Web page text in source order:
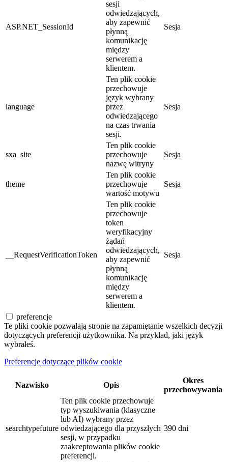
ASP.NET_SessionId
sesji
odwiedzających,
aby zapewnić
płynną
komunikację
między
serwerem a
klientem.
Sesja
language
Ten plik cookie
przechowuje
język wybrany
przez
odwiedzającego
na czas trwania
sesji.
Sesja
sxa_site
Ten plik cookie
przechowuje
nazwę witryny
Sesja
theme
Ten plik cookie
przechowuje
wartość motywu
Sesja
__RequestVerificationToken
Ten plik cookie
przechowuje
token
weryfikacyjny
żądań
odwiedzających,
aby zapewnić
płynną
komunikację
między
serwerem a
klientem.
Sesja
preferencje
Te pliki cookie pozwalają stronie na zapamiętanie wszelkich decyzji
dotyczących preferencji użytkownika. Na przykład, jaki język
wybrałeś.
Preferencje dotyczące plików cookie
Nazwisko Opis
Okres
przechowywania
searchtypefuture
Ten plik cookie przechowuje
typ wyszukiwania (klasyczne
lub AI) wybrany przez
odwiedzającego dla przyszłych
sesji, w przypadku
zaakceptowania plików cookie
preferencji.
390 dni